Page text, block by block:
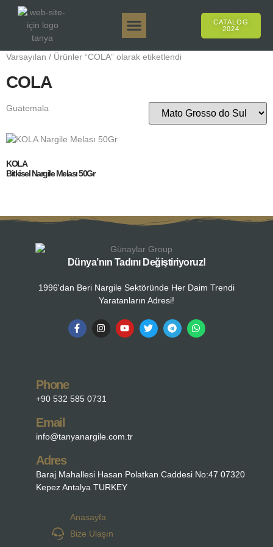
CATALOG
2024
Varsayılan / Ürünler “COLA” olarak etiketlendi
COLA
Guatemala
KOLA
Bitkisel Nargile Melası 50Gr
Dünya’nın Tadını Değiştiriyoruz!
1996'dan Beri Nargile Sektöründe Her Daim Trendi
Yaratanların Adresi!
Phone
+90 532 585 0731
Email
info@tanyanargile.com.tr
Adres
Baraj Mahallesi Hasan Polatkan Caddesi No:47 07320
Kepez Antalya TURKEY
Anasayfa
Bize Ulaşın